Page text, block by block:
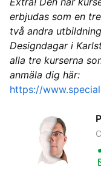
erbjudas som en
två andra
Designdagar i
alla tre kurserna
anmäla dig här:
https://